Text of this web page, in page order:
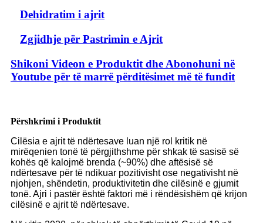
Dehidratim i ajrit
Zgjidhje për Pastrimin e Ajrit
Shikoni Videon e Produktit dhe Abonohuni në
Youtube për të marrë përditësimet më të fundit
Përshkrimi i Produktit
Cilësia e ajrit të ndërtesave luan një rol kritik në
mirëqenien tonë të përgjithshme për shkak të sasisë së
kohës që kalojmë brenda (~90%) dhe aftësisë së
ndërtesave për të ndikuar pozitivisht ose negativisht në
njohjen, shëndetin, produktivitetin dhe cilësinë e gjumit
tonë. Ajri i pastër është faktori më i rëndësishëm që krijon
cilësinë e ajrit të ndërtesave.